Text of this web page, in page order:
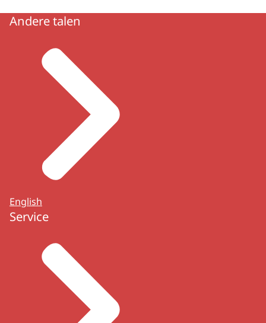
Andere talen
English
Service